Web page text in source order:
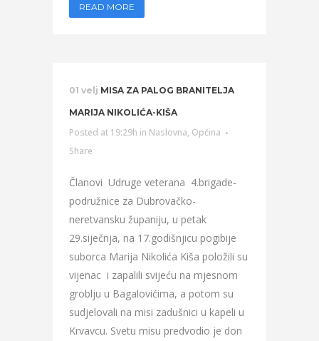
READ MORE
01 velj MISA ZA PALOG BRANITELJA
MARIJA NIKOLIĆA-KIŠA
Posted at 19:29h in Naslovna, Općina
Share
Članovi Udruge veterana 4.brigade-
podružnice za Dubrovačko-
neretvansku županiju, u petak
29.siječnja, na 17.godišnjicu pogibije
suborca Marija Nikolića Kiša položili su
vijenac i zapalili svijeću na mjesnom
groblju u Bagalovićima, a potom su
sudjelovali na misi zadušnici u kapeli u
Krvavcu. Svetu misu predvodio je don